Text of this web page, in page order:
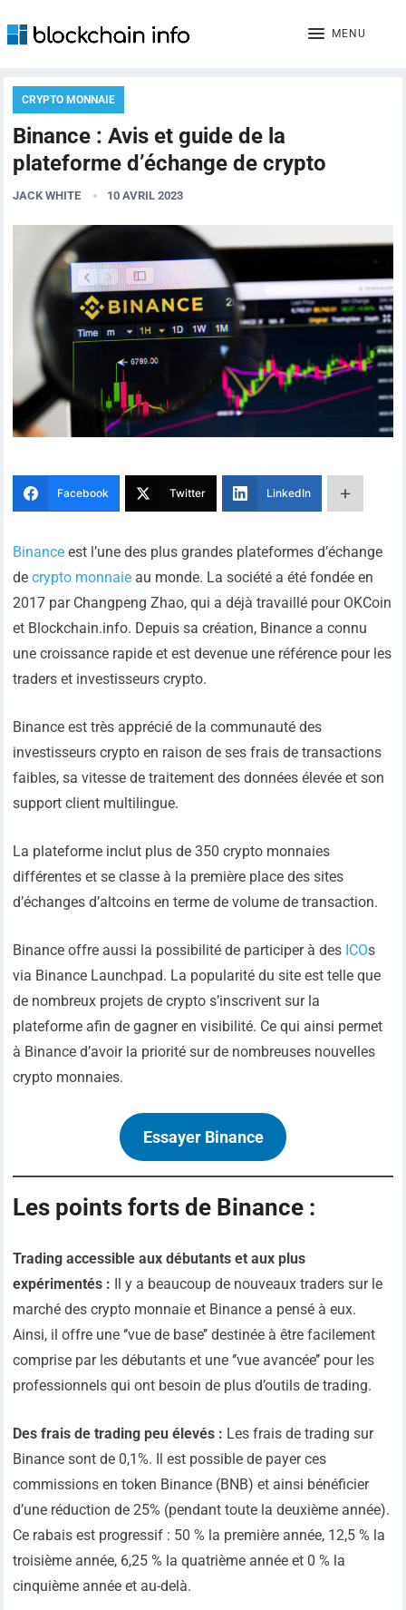
MENU
CRYPTO MONNAIE
Binance : Avis et guide de la
plateforme d’échange de crypto
JACK WHITE 10 AVRIL 2023
Facebook Twitter LinkedIn
Binance est l’une des plus grandes plateformes d’échange
decrypto monnaie au monde. La société a été fondée en
2017 par Changpeng Zhao, qui a déjà travaillé pour OKCoin
et Blockchain.info. Depuis sa création, Binance a connu
une croissance rapide et est devenue une référence pour les
traders et investisseurs crypto.
Binance est très apprécié de la communauté des
investisseurs crypto en raison de ses frais de transactions
faibles, sa vitesse de traitement des données élevée et son
support client multilingue.
La plateforme inclut plus de 350 crypto monnaies
différentes et se classe à la première place des sites
d’échanges d’altcoins en terme de volume de transaction.
Binance offre aussi la possibilité de participer à des ICOs
via Binance Launchpad. La popularité du site est telle que
de nombreux projets de crypto s’inscrivent sur la
plateforme afin de gagner en visibilité. Ce qui ainsi permet
à Binance d’avoir la priorité sur de nombreuses nouvelles
crypto monnaies.
Essayer Binance
Les points forts de Binance :
Trading accessible aux débutants et aux plus
expérimentés : Il y a beaucoup de nouveaux traders sur le
marché des crypto monnaie et Binance a pensé à eux.
Ainsi, il offre une ‘’vue de base’’ destinée à être facilement
comprise par les débutants et une ‘’vue avancée’’ pour les
professionnels qui ont besoin de plus d’outils de trading.
Des frais de trading peu élevés : Les frais de trading sur
Binance sont de 0,1%. Il est possible de payer ces
commissions en token Binance (BNB) et ainsi bénéficier
d’une réduction de 25% (pendant toute la deuxième année).
Ce rabais est progressif : 50 % la première année, 12,5 % la
troisième année, 6,25 % la quatrième année et 0 % la
cinquième année et au-delà.